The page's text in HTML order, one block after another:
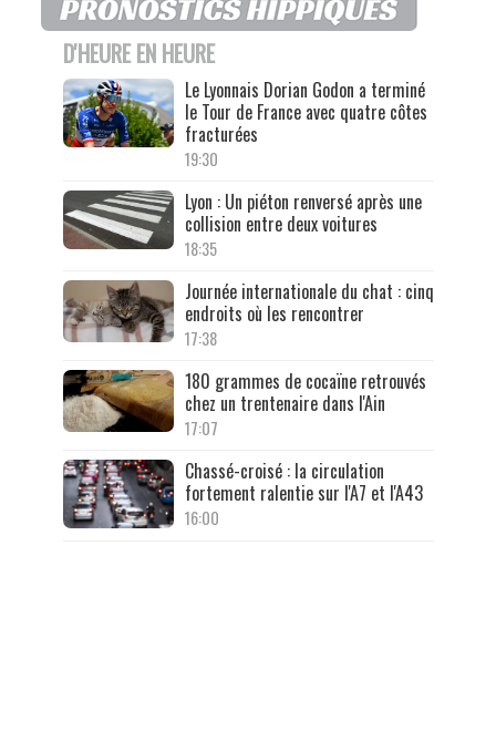
D'HEURE EN HEURE
Le Lyonnais Dorian Godon a terminé
le Tour de France avec quatre côtes
fracturées
19:30
Lyon : Un piéton renversé après une
collision entre deux voitures
18:35
Journée internationale du chat : cinq
endroits où les rencontrer
17:38
180 grammes de cocaïne retrouvés
chez un trentenaire dans l'Ain
17:07
Chassé-croisé : la circulation
fortement ralentie sur l'A7 et l'A43
16:00